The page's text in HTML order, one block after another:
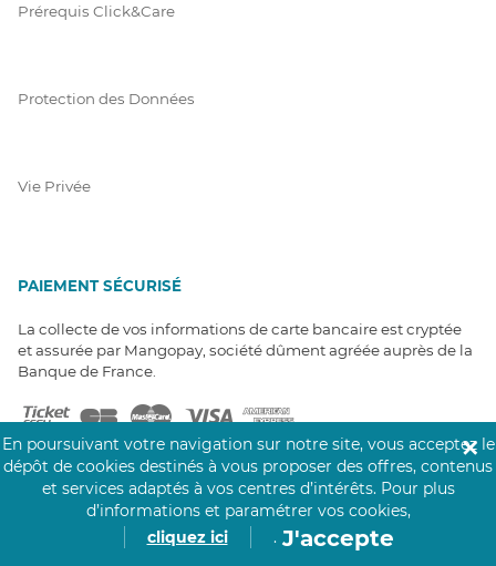
Prérequis Click&Care
Protection des Données
Vie Privée
PAIEMENT SÉCURISÉ
La collecte de vos informations de carte bancaire est cryptée
et assurée par Mangopay, société dûment agréée auprès de la
Banque de France.
NOS PARTENAIRES
En poursuivant votre navigation sur notre site, vous acceptez le
dépôt de cookies destinés à vous proposer des offres, contenus
et services adaptés à vos centres d’intérêts. Pour plus
d’informations et paramétrer vos cookies,
cliquez ici
. J'accepte
✕